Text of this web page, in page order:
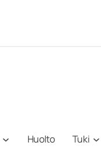
Huolto Tuki